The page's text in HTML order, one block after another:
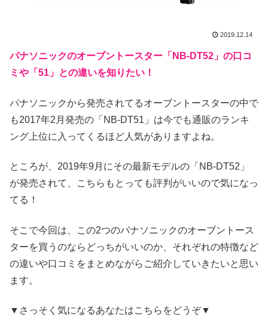
2019.12.14
パナソニックのオーブントースター「NB-DT52」の口コ
ミや「51」との違いを知りたい！
パナソニックから発売されてるオーブントースターの中で
も2017年2月発売の「NB-DT51」は今でも通販のランキ
ング上位に入ってくるほど人気がありますよね。
ところが、2019年9月にその最新モデルの「NB-DT52」
が発売されて、こちらもとっても評判がいいので気になっ
てる！
そこで今回は、この2つのパナソニックのオーブントース
ターを買うのならどっちがいいのか、それぞれの特徴など
の違いや口コミをまとめながらご紹介していきたいと思い
ます。
▼さっそく気になるあなたはこちらをどうぞ▼